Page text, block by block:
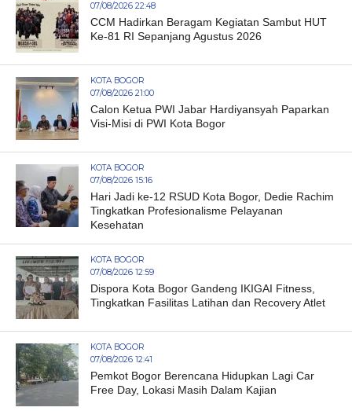
07/08/2026 22:48
CCM Hadirkan Beragam Kegiatan Sambut HUT
Ke-81 RI Sepanjang Agustus 2026
KOTA BOGOR
07/08/2026 21:00
Calon Ketua PWI Jabar Hardiyansyah Paparkan
Visi-Misi di PWI Kota Bogor
KOTA BOGOR
07/08/2026 15:16
Hari Jadi ke-12 RSUD Kota Bogor, Dedie Rachim
Tingkatkan Profesionalisme Pelayanan
Kesehatan
KOTA BOGOR
07/08/2026 12:59
Dispora Kota Bogor Gandeng IKIGAI Fitness,
Tingkatkan Fasilitas Latihan dan Recovery Atlet
KOTA BOGOR
07/08/2026 12:41
Pemkot Bogor Berencana Hidupkan Lagi Car
Free Day, Lokasi Masih Dalam Kajian